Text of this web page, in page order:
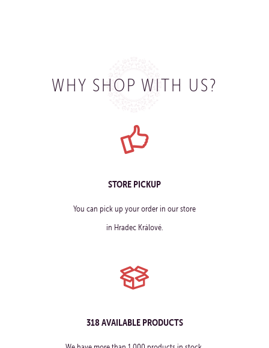
WHY SHOP WITH US?
STORE PICKUP
You can pick up your order in our store
in Hradec Králové.
318 AVAILABLE PRODUCTS